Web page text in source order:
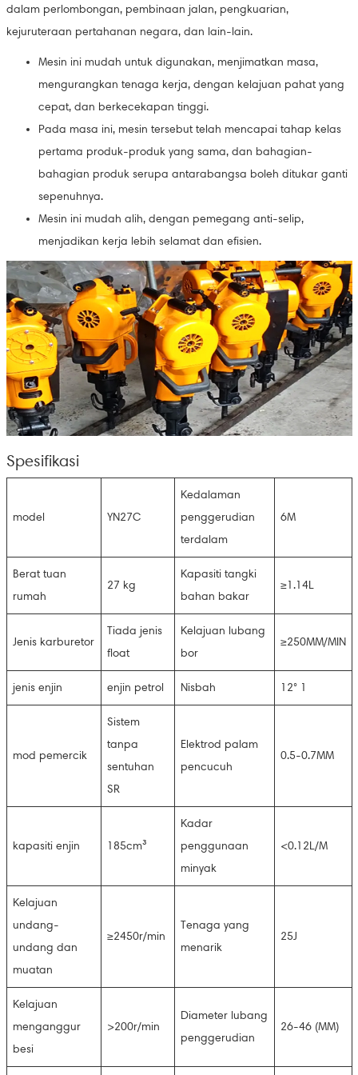
dalam perlombongan, pembinaan jalan, pengkuarian,
kejuruteraan pertahanan negara, dan lain-lain.
Mesin ini mudah untuk digunakan, menjimatkan masa,
mengurangkan tenaga kerja, dengan kelajuan pahat yang
cepat, dan berkecekapan tinggi.
Pada masa ini, mesin tersebut telah mencapai tahap kelas
pertama produk-produk yang sama, dan bahagian-
bahagian produk serupa antarabangsa boleh ditukar ganti
sepenuhnya.
Mesin ini mudah alih, dengan pemegang anti-selip,
menjadikan kerja lebih selamat dan efisien.
Spesifikasi
model YN27C
Kedalaman
penggerudian
terdalam
6M
Berat tuan
rumah
27 kg
Kapasiti tangki
bahan bakar
≥1.14L
Jenis karburetor
Tiada jenis
float
Kelajuan lubang
bor
≥250MM/MIN
jenis enjin enjin petrol Nisbah 12° 1
mod pemercik
Sistem
tanpa
sentuhan
SR
Elektrod palam
pencucuh
0.5-0.7MM
kapasiti enjin 185cm³
Kadar
penggunaan
minyak
<0.12L/M
Kelajuan
undang-
undang dan
muatan
≥2450r/min
Tenaga yang
menarik
25J
Kelajuan
menganggur
besi
>200r/min
Diameter lubang
penggerudian
26-46 (MM)